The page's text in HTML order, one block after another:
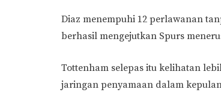
Diaz menempuhi 12 perlawanan
berhasil mengejutkan Spurs
Tottenham selepas itu kelihatan
jaringan penyamaan dalam